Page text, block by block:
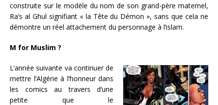
construite sur le modèle du nom de son grand-père maternel,
Ra’s al Ghul signifiant « la Tête du Démon », sans que cela ne
démontre un réel attachement du personnage à l’islam.
M for Muslim ?
L’année suivante va continuer de
mettre l’Algérie à l’honneur dans
les comics au travers d’une
petite que le